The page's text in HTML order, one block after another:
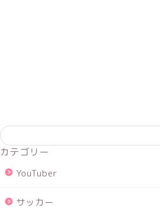
カテゴリー
YouTuber
サッカー